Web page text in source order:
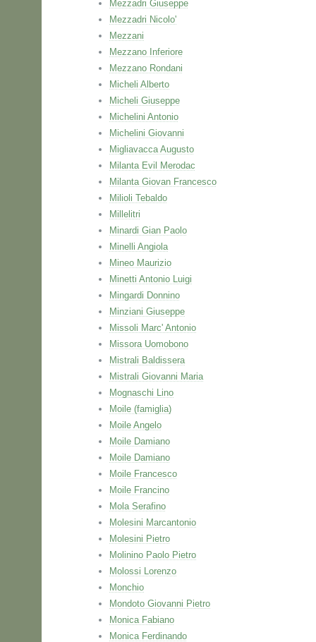
Mezzadri Giuseppe
Mezzadri Nicolo'
Mezzani
Mezzano Inferiore
Mezzano Rondani
Micheli Alberto
Micheli Giuseppe
Michelini Antonio
Michelini Giovanni
Migliavacca Augusto
Milanta Evil Merodac
Milanta Giovan Francesco
Milioli Tebaldo
Millelitri
Minardi Gian Paolo
Minelli Angiola
Mineo Maurizio
Minetti Antonio Luigi
Mingardi Donnino
Minziani Giuseppe
Missoli Marc' Antonio
Missora Uomobono
Mistrali Baldissera
Mistrali Giovanni Maria
Mognaschi Lino
Moile (famiglia)
Moile Angelo
Moile Damiano
Moile Damiano
Moile Francesco
Moile Francino
Mola Serafino
Molesini Marcantonio
Molesini Pietro
Molinino Paolo Pietro
Molossi Lorenzo
Monchio
Mondoto Giovanni Pietro
Monica Fabiano
Monica Ferdinando